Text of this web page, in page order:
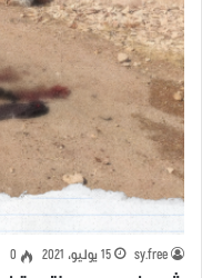
sy.free 15 يوليو، 2021 0